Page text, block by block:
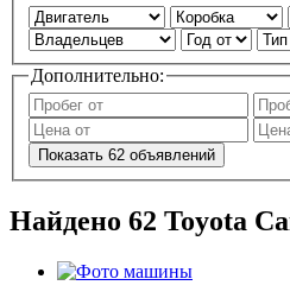
Дополнительно:
Показать 62 объявлений
Найдено 62 Toyota